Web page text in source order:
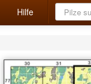
Hilfe